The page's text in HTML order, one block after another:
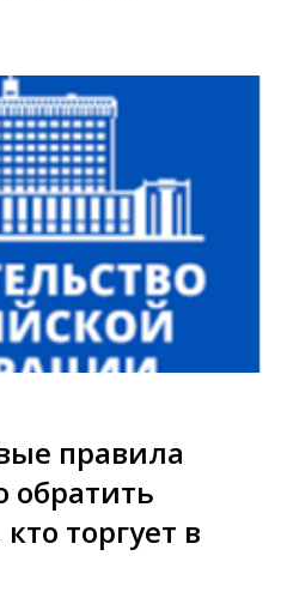
правила
обратить
торгует в